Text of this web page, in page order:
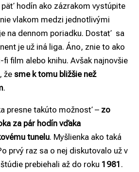
hodín ako zázrakom vystúpite
vlakom medzi jednotlivými
na dennom poriadku. Dostať sa
je už iná liga. Áno, znie to ako
film alebo knihu. Avšak najnovšie
že sme k tomu bližšie než
.
presne takúto možnosť – zo
za pár hodín vďaka
tunelu. Myšlienka ako taká
prvý raz sa o nej diskutovalo už v
prebiehali až do roku 1981 .